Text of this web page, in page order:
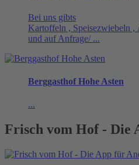
Bei uns gibts
Kartoffeln , Speisezwiebeln ,
und auf Anfrage/ ...
Berggasthof Hohe Asten
...
Frisch vom Hof - Die